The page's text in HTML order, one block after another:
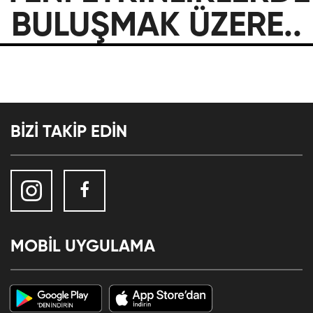
BULUŞMAK ÜZERE..
BİZİ TAKİP EDİN
MOBİL UYGULAMA